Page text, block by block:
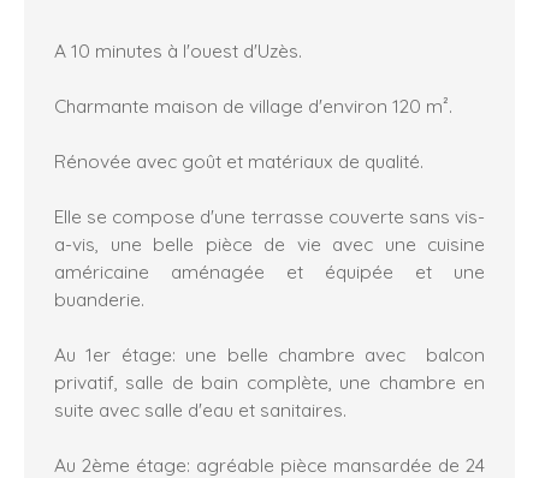
A 10 minutes à l'ouest d'Uzès.
Charmante maison de village d'environ 120 m².
Rénovée avec goût et matériaux de qualité.
Elle se compose d'une terrasse couverte sans vis-
a-vis, une belle pièce de vie avec une cuisine
américaine aménagée et équipée et une
buanderie.
Au 1er étage: une belle chambre avec balcon
privatif, salle de bain complète, une chambre en
suite avec salle d'eau et sanitaires.
Au 2ème étage: agréable pièce mansardée de 24